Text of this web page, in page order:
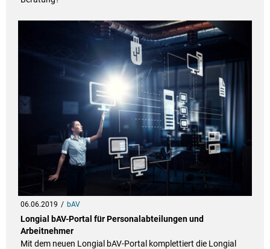
06.06.2019 bAV
Longial bAV-Portal für Personalabteilungen und
Arbeitnehmer
Mit dem neuen Longial bAV-Portal komplettiert die Longial